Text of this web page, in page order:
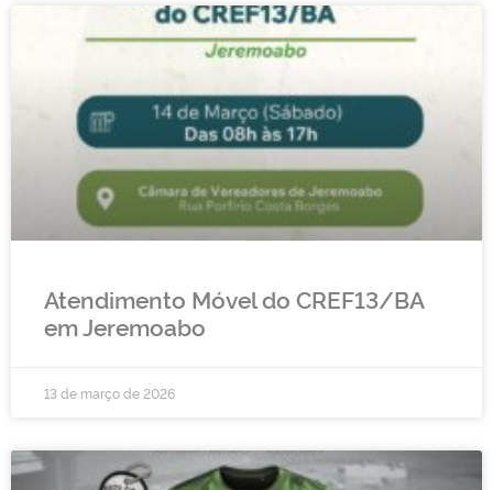
Atendimento Móvel do CREF13/BA
em Jeremoabo
13 de março de 2026